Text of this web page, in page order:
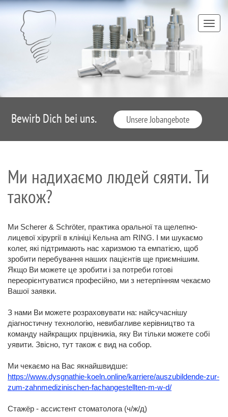
Bewirb Dich bei uns. Unsere Jobangebote
Ми надихаємо людей сяяти. Ти
також?
Ми Scherer & Schröter, практика оральної та щелепно-
лицевої хірургії в клініці Кельна am RING. І ми шукаємо
колег, які підтримають нас харизмою та емпатією, щоб
зробити перебування наших пацієнтів ще приємнішим.
Якщо Ви можете це зробити і за потреби готові
переорієнтуватися професійно, ми з нетерпінням чекаємо
Вашої заявки.
З нами Ви можете розраховувати на: найсучаснішу
діагностичну технологію, невибагливе керівництво та
команду найкращих прцівникіа, яку Ви тільки можете собі
уявити. Звісно, тут також є вид на собор.
Ми чекаємо на Вас якнайшвидше:
https://www.dysgnathie-koeln.online/karriere/auszubildende-zur-
zum-zahnmedizinischen-fachangestellten-m-w-d/
Стажёр - ассистент стоматолога (ч/ж/д)